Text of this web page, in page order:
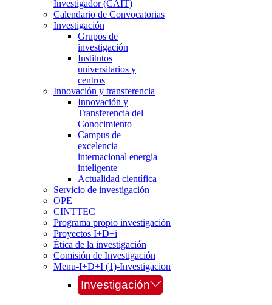
Investigador (CAIT)
Calendario de Convocatorias
Investigación
Grupos de
investigación
Institutos
universitarios y
centros
Innovación y transferencia
Innovación y
Transferencia del
Conocimiento
Campus de
excelencia
internacional energia
inteligente
Actualidad científica
Servicio de investigación
OPE
CINTTEC
Programa propio investigación
Proyectos I+D+i
Ética de la investigación
Comisión de Investigación
Menu-I+D+I (1)-Investigacion
Investigación